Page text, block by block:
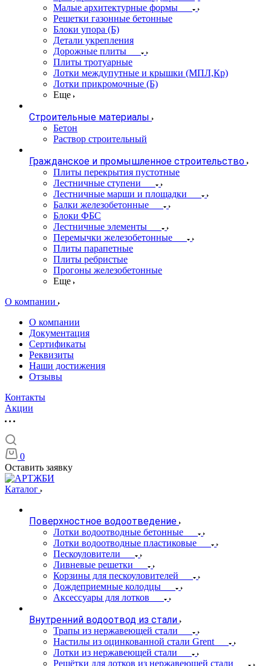
Малые архитектурные формы
Решетки газонные бетонные
Блоки упора (Б)
Детали укрепления
Дорожные плиты
Плиты тротуарные
Лотки междупутные и крышки (МПЛ,Кр)
Лотки прикромочные (Б)
Еще
Строительные материалы
Бетон
Раствор строительный
Гражданское и промышленное строительство
Плиты перекрытия пустотные
Лестничные ступени
Лестничные марши и площадки
Балки железобетонные
Блоки ФБС
Лестничные элементы
Перемычки железобетонные
Плиты парапетные
Плиты ребристые
Прогоны железобетонные
Еще
О компании
О компании
Документация
Сертификаты
Реквизиты
Наши достижения
Отзывы
Контакты
Акции
0
Оставить заявку
Каталог
Поверхностное водоотведение
Лотки водоотводные бетонные
Лотки водоотводные пластиковые
Пескоуловители
Ливневые решетки
Корзины для пескоуловителей
Дождеприемные колодцы
Аксессуары для лотков
Внутренний водоотвод из стали
Трапы из нержавеющей стали
Настилы из оцинкованной стали Grent
Лотки из нержавеющей стали
Решётки для лотков из нержавеющей стали